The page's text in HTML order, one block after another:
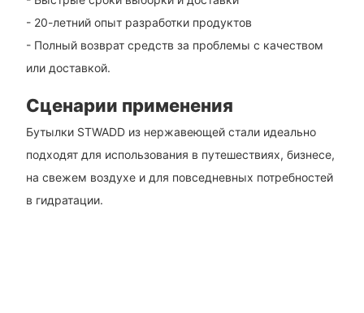
- 20-летний опыт разработки продуктов
- Полный возврат средств за проблемы с качеством
или доставкой.
Сценарии применения
Бутылки STWADD из нержавеющей стали идеально
подходят для использования в путешествиях, бизнесе,
на свежем воздухе и для повседневных потребностей
в гидратации.